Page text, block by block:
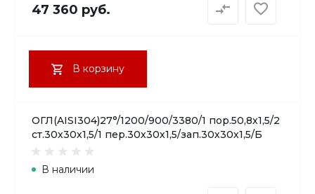
47 360 руб.
В корзину
ОГЛ(AISI304)27°/1200/900/3380/1 пор.50,8х1,5/2
ст.30х30х1,5/1 пер.30х30х1,5/зап.30х30х1,5/Б
В наличии